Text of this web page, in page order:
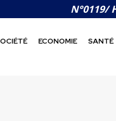
N°0119/
ECONOMIE SANTÉ